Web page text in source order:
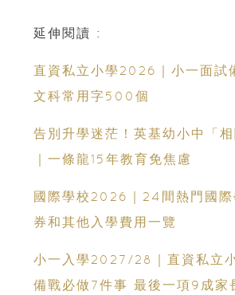
延伸閱讀 :
直資私立小學2026｜小一面試
文科常用字500個
告別升學迷茫！英基幼小中「
｜一條龍15年教育免焦慮
國際學校2026｜24間熱門國際
券和其他入學費用一覽
小一入學2027/28｜直資私立
備戰必做7件事 最後一項9成家